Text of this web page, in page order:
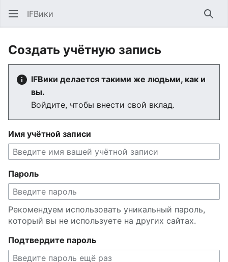
IFВики
Создать учётную запись
IFВики делается такими же людьми, как и
вы.
Войдите, чтобы внести свой вклад.
Имя учётной записи
Пароль
Рекомендуем использовать уникальный пароль,
который вы не используете на других сайтах.
Подтвердите пароль